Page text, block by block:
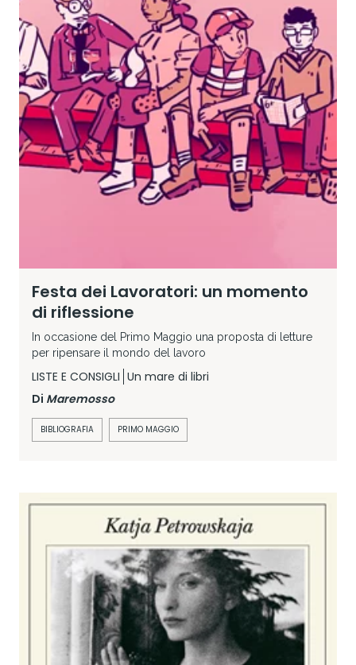
Festa dei Lavoratori: un momento
di riflessione
In occasione del Primo Maggio una proposta di letture
per ripensare il mondo del lavoro
LISTE E CONSIGLI Un mare di libri
Di Maremosso
BIBLIOGRAFIA PRIMO MAGGIO